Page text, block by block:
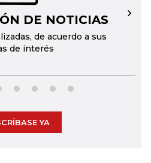
DE NOTICIAS
de acuerdo a sus
de interés
→
YA